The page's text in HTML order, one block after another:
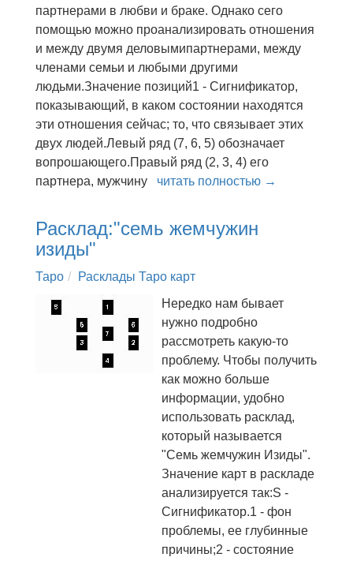
партнерами в любви и браке. Однако сего
помощью можно проанализировать отношения
и между двумя деловымипартнерами, между
членами семьи и любыми другими
людьми.Значение позиций1 - Сигнификатор,
показывающий, в каком состоянии находятся
эти отношения сейчас; то, что связывает этих
двух людей.Левый ряд (7, 6, 5) обозначает
вопрошающего.Правый ряд (2, 3, 4) его
партнера, мужчину читать полностью →
Расклад:"семь жемчужин
изиды"
Таро
Расклады Таро карт
Нередко нам бывает
нужно подробно
рассмотреть какую-то
проблему. Чтобы получить
как можно больше
информации, удобно
использовать расклад,
который называется
"Семь жемчужин Изиды".
Значение карт в раскладе
анализируется так:S -
Сигнификатор.1 - фон
проблемы, ее глубинные
причины;2 - состояние